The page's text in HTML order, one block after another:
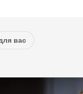
вас